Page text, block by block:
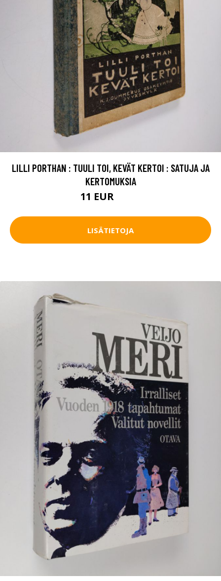
LILLI PORTHAN : TUULI TOI, KEVÄT KERTOI : SATUJA JA
KERTOMUKSIA
11 EUR
LISÄTIETOJA